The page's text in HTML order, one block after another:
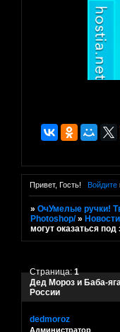
Привет, Гость! Войдите
»ОчУмелые ручки!
Photoshop/ »
могут оказаться
Дед Мороз и Баба-
России
Страница:1
dedmoroz
Администратор